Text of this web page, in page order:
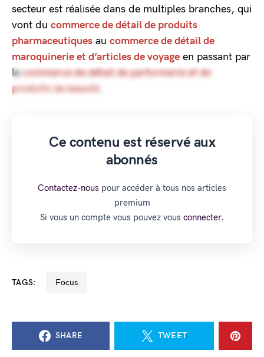
secteur est réalisée dans de multiples branches, qui
vont du commerce de détail de produits
pharmaceutiques au commerce de détail de
maroquinerie et d’articles de voyage en passant par
lecommerce de détail de parfurmerie et de
produits de beauté
Ce contenu est réservé aux
abonnés
Contactez-nous pour accéder à tous nos articles
premium
Si vous un compte vous pouvez vous connecter.
TAGS: Focus
SHARE TWEET